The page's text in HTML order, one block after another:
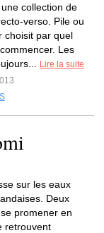
collection de
verso. Pile ou
choisit par quel
Les
Lire la suite
sur les eaux
Deux
promener en
retrouvent